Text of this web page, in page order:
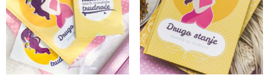
izabrane
na
stranici
proizvoda.